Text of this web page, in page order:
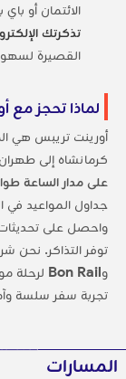
الائتمان أو
تذكرتك
القصيرة
لماذا تحجز مع
أورينت تريبس هي
كرمانشاه إلى
على مدار الساعة
جداول المواعيد في
واحصل على
توفر التذاكر.
وBon Rail لرحلة
تجربة سفر سلسة
المسارات